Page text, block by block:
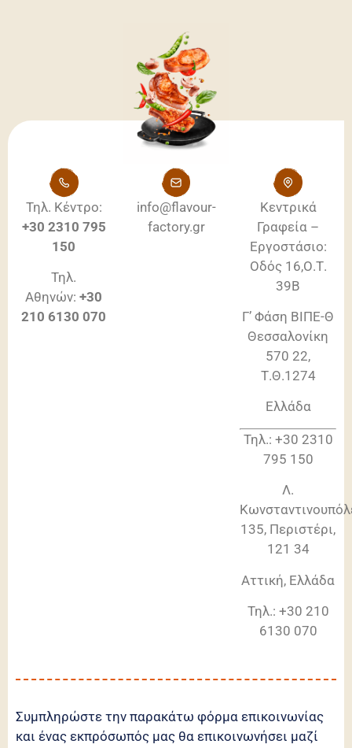
Τηλ. Κέντρο:
+30 2310 795
150
Τηλ.
Αθηνών:+30
210 6130 070
info@flavour-
factory.gr
Κεντρικά
Γραφεία –
Εργοστάσιο:
Οδός 16,Ο.Τ.
39Β
Γ’ Φάση ΒΙΠΕ-Θ
Θεσσαλονίκη
570 22,
Τ.Θ.1274
Ελλάδα
Τηλ.: +30 2310
795 150
Λ.
135, Περιστέρι,
121 34
Αττική, Ελλάδα
Τηλ.: +30 210
6130 070
Συμπληρώστε την παρακάτω φόρμα επικοινωνίας
και ένας εκπρόσωπός μας θα επικοινωνήσει μαζί